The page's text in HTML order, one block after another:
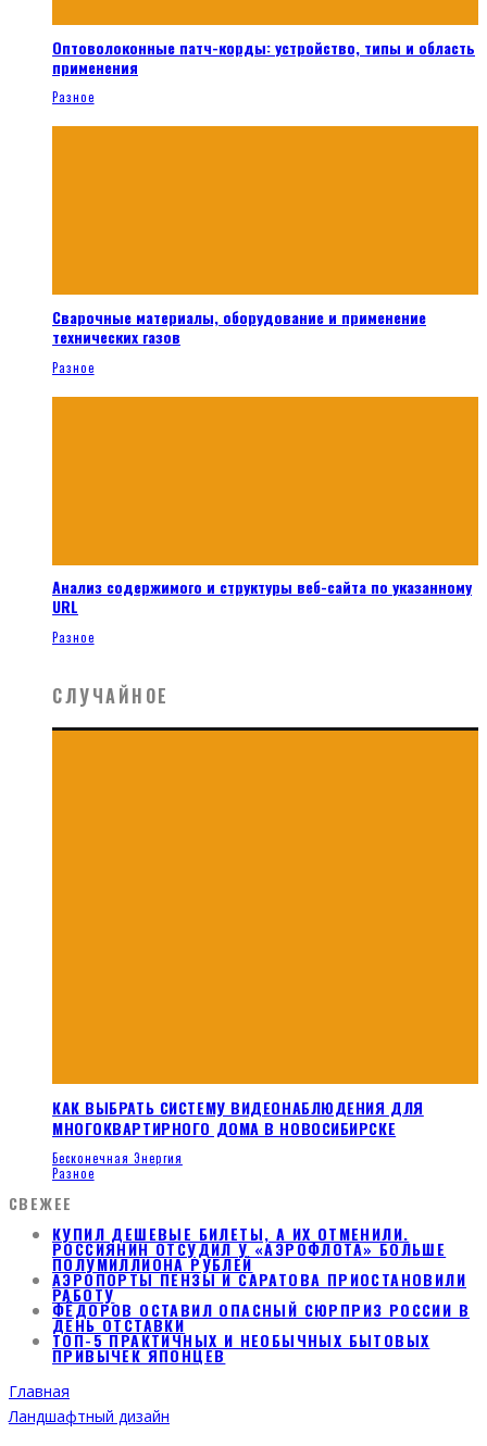
Оптоволоконные патч-корды: устройство, типы и область
применения
Разное
Сварочные материалы, оборудование и применение
технических газов
Разное
Анализ содержимого и структуры веб-сайта по указанному
URL
Разное
СЛУЧАЙНОЕ
КАК ВЫБРАТЬ СИСТЕМУ ВИДЕОНАБЛЮДЕНИЯ ДЛЯ
МНОГОКВАРТИРНОГО ДОМА В НОВОСИБИРСКЕ
Бесконечная Энергия
Разное
СВЕЖЕЕ
КУПИЛ ДЕШЕВЫЕ БИЛЕТЫ, А ИХ ОТМЕНИЛИ.
РОССИЯНИН ОТСУДИЛ У «АЭРОФЛОТА» БОЛЬШЕ
ПОЛУМИЛЛИОНА РУБЛЕЙ
АЭРОПОРТЫ ПЕНЗЫ И САРАТОВА ПРИОСТАНОВИЛИ
РАБОТУ
ФЁДОРОВ ОСТАВИЛ ОПАСНЫЙ СЮРПРИЗ РОССИИ В
ДЕНЬ ОТСТАВКИ
ТОП-5 ПРАКТИЧНЫХ И НЕОБЫЧНЫХ БЫТОВЫХ
ПРИВЫЧЕК ЯПОНЦЕВ
Главная
Ландшафтный дизайн